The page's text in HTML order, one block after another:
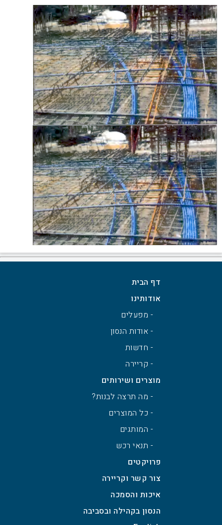
דף הבית
אודותינו
- מפעלים
- אודות הנסון
- חדשות
- קריירה
מוצרים ושירותים
- מה תרצה לבנות?
- כל המוצרים
- המותגים
- תנאי רכש
פרויקטים
צור קשר וקריירה
איכות והסמכה
הנסון בקהילה ובסביבה